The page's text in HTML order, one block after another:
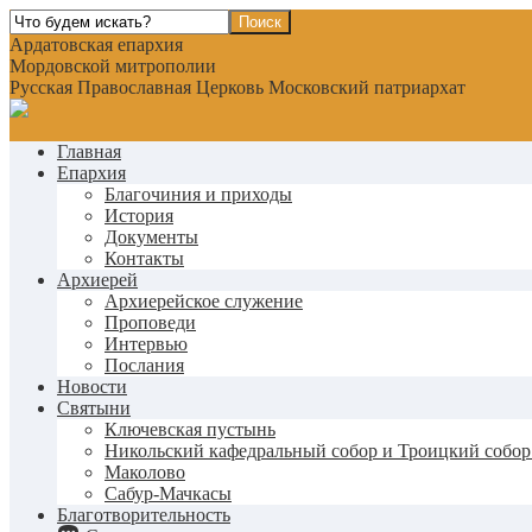
Ардатовская епархия
Мордовской митрополии
Русская Православная Церковь Московский патриархат
Главная
Епархия
Благочиния и приходы
История
Документы
Контакты
Архиерей
Архиерейское служение
Проповеди
Интервью
Послания
Новости
Святыни
Ключевская пустынь
Никольский кафедральный собор и Троицкий собор
Маколово
Сабур-Мачкасы
Благотворительность